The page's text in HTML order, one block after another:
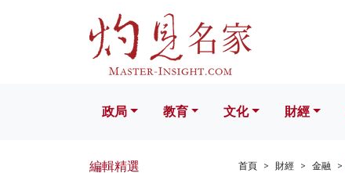
政局 教育 文化 財經
首頁 財經 金融
編輯精選